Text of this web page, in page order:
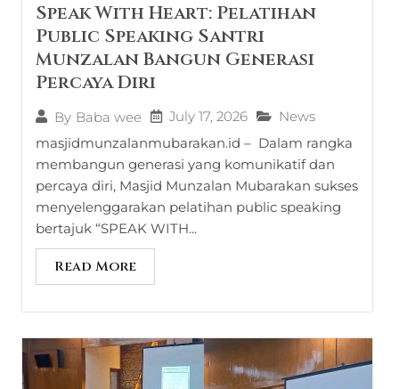
Speak With Heart: Pelatihan
Public Speaking Santri
Munzalan Bangun Generasi
Percaya Diri
By Baba wee July 17, 2026
News
masjidmunzalanmubarakan.id – Dalam rangka
membangun generasi yang komunikatif dan
percaya diri, Masjid Munzalan Mubarakan sukses
menyelenggarakan pelatihan public speaking
bertajuk “SPEAK WITH...
Read More